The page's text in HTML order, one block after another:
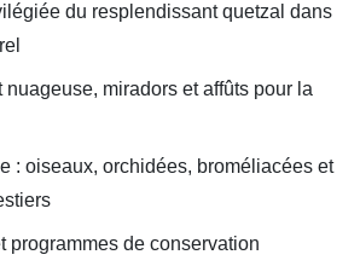
du resplendissant quetzal dans
nuageuse, miradors et affûts pour la
: oiseaux, orchidées, broméliacées et
programmes de conservation